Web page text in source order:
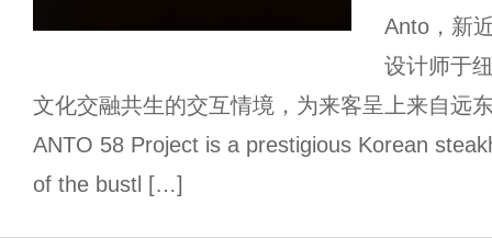
Anto，新
设计师于
文化交融共生的交互情境，为来客呈上来自远
ANTO 58 Project is a prestigious Korean
of the bustl […]